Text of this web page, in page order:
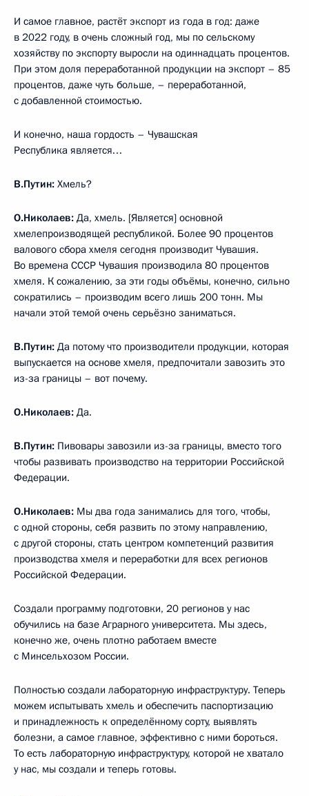
И самое главное, растёт экспорт из года в год: даже
в 2022 году, в очень сложный год, мы по сельскому
хозяйству по экспорту выросли на одиннадцать процентов.
При этом доля переработанной продукции на экспорт – 85
процентов, даже чуть больше, – переработанной,
с добавленной стоимостью.
И конечно, наша гордость – Чувашская
Республика является…
В.Путин: Хмель?
О.Николаев: Да, хмель. [Является] основной
хмелепроизводящей республикой. Более 90 процентов
валового сбора хмеля сегодня производит Чувашия.
Во времена СССР Чувашия производила 80 процентов
хмеля. К сожалению, за эти годы объёмы, конечно, сильно
сократились – производим всего лишь 200 тонн. Мы
начали этой темой очень серьёзно заниматься.
В.Путин: Да потому что производители продукции, которая
выпускается на основе хмеля, предпочитали завозить это
из-за границы – вот почему.
О.Николаев: Да.
В.Путин: Пивовары завозили из-за границы, вместо того
чтобы развивать производство на территории Российской
Федерации.
О.Николаев: Мы два года занимались для того, чтобы,
с одной стороны, себя развить по этому направлению,
с другой стороны, стать центром компетенций развития
производства хмеля и переработки для всех регионов
Российской Федерации.
Создали программу подготовки, 20 регионов у нас
обучились на базе Аграрного университета. Мы здесь,
конечно же, очень плотно работаем вместе
с Минсельхозом России.
Полностью создали лабораторную инфраструктуру. Теперь
можем испытывать хмель и обеспечить паспортизацию
и принадлежность к определённому сорту, выявлять
болезни, а самое главное, эффективно с ними бороться.
То есть лабораторную инфраструктуру, которой не хватало
у нас, мы создали и теперь готовы.